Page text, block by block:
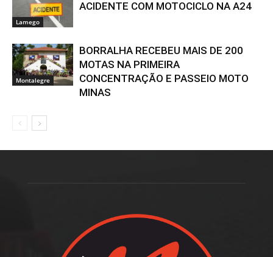
Lamego
ACIDENTE COM MOTOCICLO NA A24
Montalegre
BORRALHA RECEBEU MAIS DE 200
MOTAS NA PRIMEIRA
CONCENTRAÇÃO E PASSEIO MOTO
MINAS